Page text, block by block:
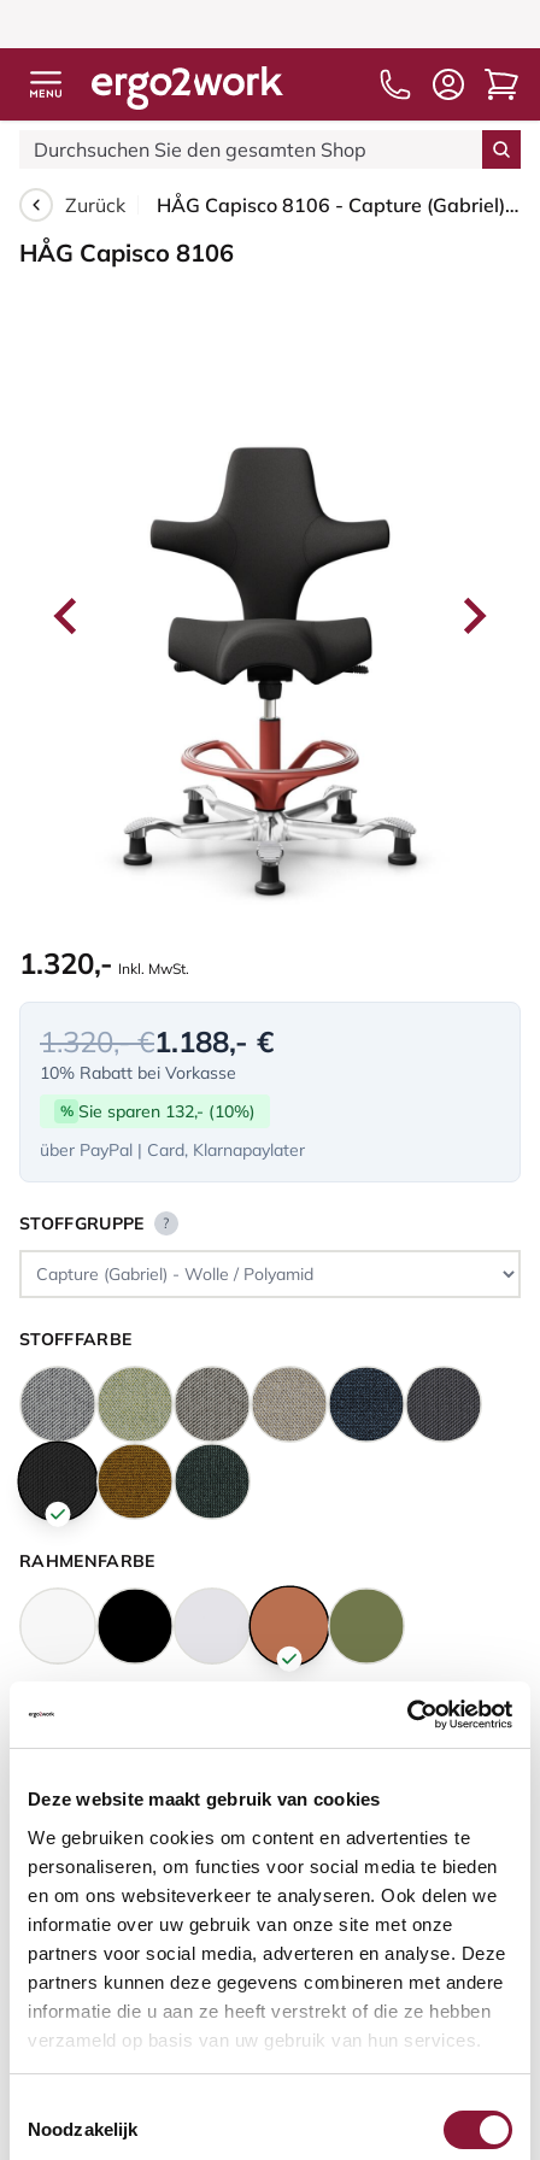
Deze website maakt gebruik van cookies
We gebruiken cookies om content en advertenties te
personaliseren, om functies voor social media te bieden
en om ons websiteverkeer te analyseren. Ook delen we
informatie over uw gebruik van onze site met onze
partners voor social media, adverteren en analyse. Deze
partners kunnen deze gegevens combineren met andere
informatie die u aan ze heeft verstrekt of die ze hebben
verzameld op basis van uw gebruik van hun services.
Noodzakelijk
Zurück HÅG Capisco 8106 - Capture (Gabriel) - Wolle / Polyamid - CPT5501 - Charcoal - Blush Rose - 200 mm (Sitzhöhe 46-64cm) - Bodengleiter
HÅG Capisco 8106
1.320,- Inkl. MwSt.
1.320,- €1.188,- €
10% Rabatt bei Vorkasse
% Sie sparen 132,- (10%)
über PayPal | Card, Klarnapaylater
STOFFGRUPPE ?
STOFFFARBE
RAHMENFARBE
FUSSRING ?
FUSSRING AUS POLIERTEM ALUMINIUM